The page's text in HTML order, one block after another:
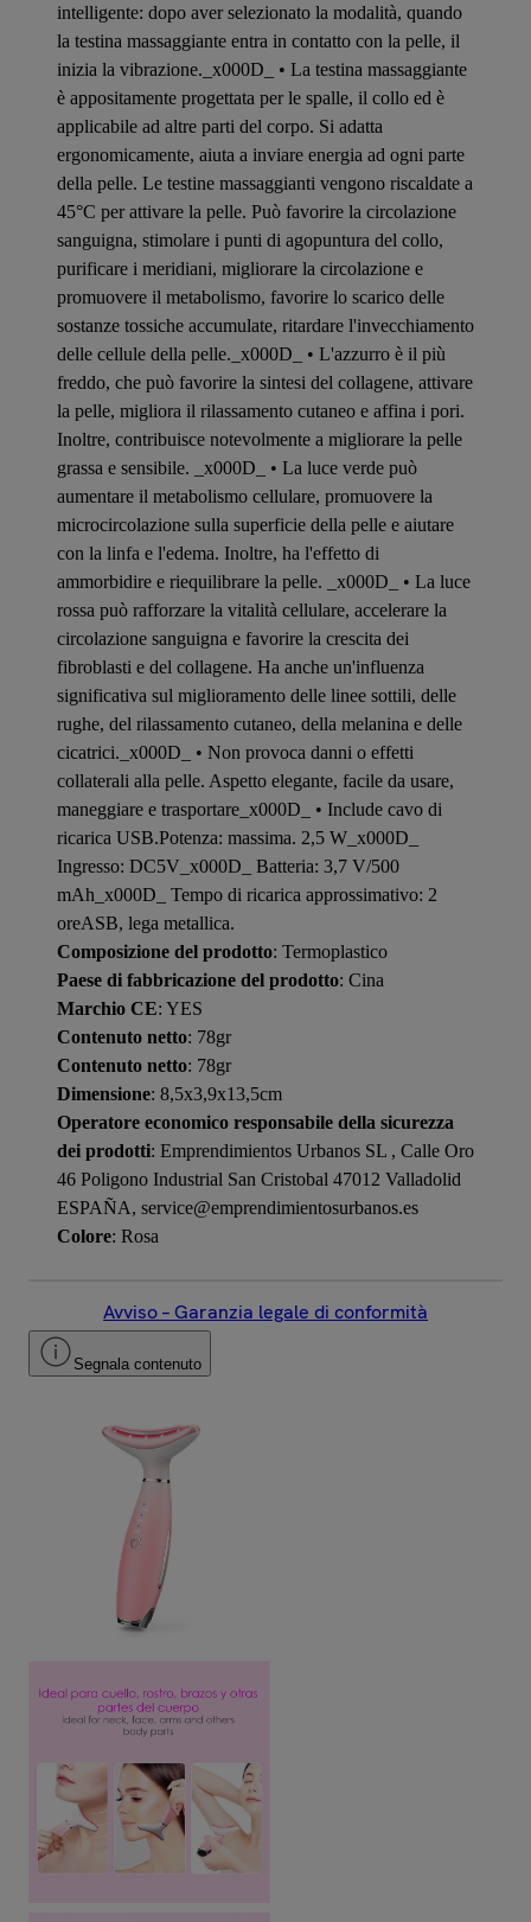
intelligente: dopo aver selezionato la modalità, quando
la testina massaggiante entra in contatto con la pelle, il
inizia la vibrazione._x000D_ • La testina massaggiante
è appositamente progettata per le spalle, il collo ed è
applicabile ad altre parti del corpo. Si adatta
ergonomicamente, aiuta a inviare energia ad ogni parte
della pelle. Le testine massaggianti vengono riscaldate a
45°C per attivare la pelle. Può favorire la circolazione
sanguigna, stimolare i punti di agopuntura del collo,
purificare i meridiani, migliorare la circolazione e
promuovere il metabolismo, favorire lo scarico delle
sostanze tossiche accumulate, ritardare l'invecchiamento
delle cellule della pelle._x000D_ • L'azzurro è il più
freddo, che può favorire la sintesi del collagene, attivare
la pelle, migliora il rilassamento cutaneo e affina i pori.
Inoltre, contribuisce notevolmente a migliorare la pelle
grassa e sensibile. _x000D_ • La luce verde può
aumentare il metabolismo cellulare, promuovere la
microcircolazione sulla superficie della pelle e aiutare
con la linfa e l'edema. Inoltre, ha l'effetto di
ammorbidire e riequilibrare la pelle. _x000D_ • La luce
rossa può rafforzare la vitalità cellulare, accelerare la
circolazione sanguigna e favorire la crescita dei
fibroblasti e del collagene. Ha anche un'influenza
significativa sul miglioramento delle linee sottili, delle
rughe, del rilassamento cutaneo, della melanina e delle
cicatrici._x000D_ • Non provoca danni o effetti
collaterali alla pelle. Aspetto elegante, facile da usare,
maneggiare e trasportare_x000D_ • Include cavo di
ricarica USB.Potenza: massima. 2,5 W_x000D_
Ingresso: DC5V_x000D_ Batteria: 3,7 V/500
mAh_x000D_ Tempo di ricarica approssimativo: 2
oreASB, lega metallica.
Composizione del prodotto: Termoplastico
Paese di fabbricazione del prodotto: Cina
Marchio CE: YES
Contenuto netto: 78gr
Contenuto netto: 78gr
Dimensione: 8,5x3,9x13,5cm
Operatore economico responsabile della sicurezza
dei prodotti: Emprendimientos Urbanos SL , Calle Oro
46 Poligono Industrial San Cristobal 47012 Valladolid
ESPAÑA, service@emprendimientosurbanos.es
Colore: Rosa
Avviso – Garanzia legale di conformità
Segnala contenuto